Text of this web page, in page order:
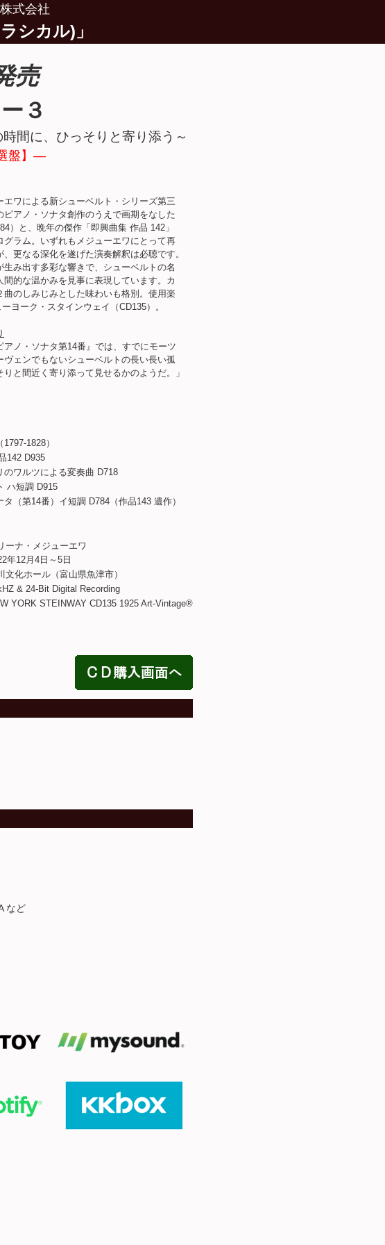
式会社
シカル)」
売
３
間に、ひっそりと寄り添う～
盤】―
ワによる新シューベルト・シリーズ第三
アノ・ソナタ創作のうえで画期をなした
と、晩年の傑作「即興曲集 作品 142」
ラム。いずれもメジューエワにとって再
なる深化を遂げた演奏解釈は必聴です。
み出す多彩な響きで、シューベルトの名
的な温かみを見事に表現しています。カ
のしみじみとした味わいも格別。使用楽
ーク・スタインウェイ（CD135）。
ノ・ソナタ第14番』では、すでにモーツ
ェンでもないシューベルトの長い長い孤
間近く寄り添って見せるかのようだ。」
1828）
D935
ツによる変奏曲 D718
調 D915
番）イ短調 D784（作品143 遺作）
・メジューエワ
月4日～5日
ホール（富山県魚津市）
& 24-Bit Digital Recording
STEINWAY CD135 1925 Art-Vintage®
など